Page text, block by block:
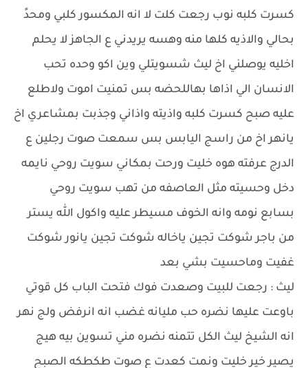
كسرت كلبه نوب رجعت كلت لا انه المكسور كلبي ومحدً
بحالي والاذيه كلها منه وهسه يريدني ع الجاهز لا يحلم
اخليه يوصلني اخ ليث شسويتلي وين اكو وحده تحب
الانسان الي اذاها بهاللحضه بس تمنيت اموت ولاطلع
عليه صبح كسرت كلبه واذيته واذاني وجذبت بمشاعري اخ
يانهر اخ من راسج اليابس بس سمعت صوت رجلين ع
الدرج عرفته هوه خليت ورحت بمكاني سويت روحي نايمه
دخل وحسيته مثل العاصفه من تهب سويت روحي
بسابع نومه وانه الخوف مسيطر عليه واكول الله يستر
من باجر شوكت تجين ياخاله شوكت تجين يانور شوكت
غفيت وماحسيت بشي بعد
ليث : رجعت للبيت وصعدت فوك فتحت الباب كل قوتي
باوعت عليها نضره حب مليانه غضب انه انرفض ولج نهر
انه الشيخ ليث الكل تتمنه نضره مني تسوين بيه هيج
يصير خير خليت ونمت كعدت ع صوت طكطكه الصبح